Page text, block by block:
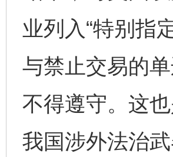
业列入“特别指
与禁止交易的
不得遵守。这
我国涉外法治